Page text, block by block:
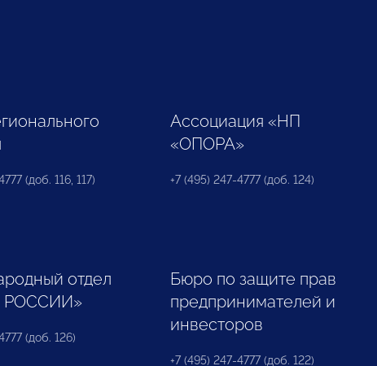
(доб. 116, 117)
Ассоциация «НП
«ОПОРА»
+7 (495) 247-4777 (доб. 124)
отдел
(доб. 126)
Бюро по защите прав
предпринимателей и
инвесторов
+7 (495) 247-4777 (доб. 122)